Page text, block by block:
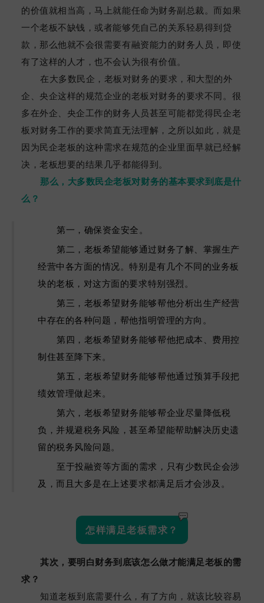
的价值就相当高，马上就能任命为财务副总裁。而如果
一个老板不缺钱，或者能够凭自己的关系轻易得到贷
款，那么他就不会很需要有融资能力的财务人员，即使
有了这样的人才，也不会认为很有价值。
在大多数民企，老板对财务的要求，和大型的外
企、央企这样的规范企业的老板对财务的要求不同。很
多在外企、央企工作的财务人员甚至可能都觉得民企老
板对财务工作的要求简直无法理解，之所以如此，就是
因为民企老板的这种需求在规范的企业里面早就已经解
决，老板想要的结果几乎都能得到。
那么，大多数民企老板对财务的基本要求到底是什
么？
第一，确保资金安全。
第二，老板希望能够通过财务了解、掌握生产
经营中各方面的情况。特别是有几个不同的业务板
块的老板，对这方面的要求特别强烈。
第三，老板希望财务能够帮他分析出生产经营
中存在的各种问题，帮他指明管理的方向。
第四，老板希望财务能够帮他把成本、费用控
制住甚至降下来。
第五，老板希望财务能够帮他通过预算手段把
绩效管理做起来。
第六，老板希望财务能够帮企业尽量降低税
负，并规避税务风险，甚至希望能帮助解决历史遗
留的税务风险问题。
至于投融资等方面的需求，只有少数民企会涉
及，而且大多是在上述要求都满足后才会涉及。
怎样满足老板需求？
其次，要明白财务到底该怎么做才能满足老板的需
求？
知道老板到底需要什么，有了方向，就该比较容易